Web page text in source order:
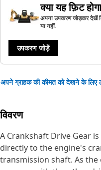
क्या यह फ़िट
अपना उपकरण जोड़कर देखें
या नहीं.
उपकरण जोड़ें
अपने ग्राहक की कीमत को देखने के लिए
विवरण
A Crankshaft Drive Gear
directly to the engine's
transmission shaft. As